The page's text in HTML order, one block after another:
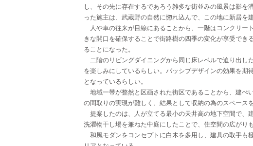
し、その先に存在するであろう雑多な街並みの風景は影
った施主は、武蔵野の自然に惚れ込んで、この地に新居を
人や車の往来が目線にあることから、一階はコンクリー
きな開口を確保することで街路樹の四季の変化が享受で
ることになった。
二階のリビングダイニングから同じ床レベルで迫り出し
を楽しみにしているらしい。パッシブデザインの効果を
となっているらしい。
地域一帯が整然と区画された街区であることから、建ぺ
の間取りの実現が難しく、結果として収納の為のスペース
提案したのは、人が立てる最小の天井高の地下空間で、
洗濯物干し場を兼ねた中庭にしたことで、住空間の広がり
和風モダンをコンセプトに白木を多用し、建具の取手も